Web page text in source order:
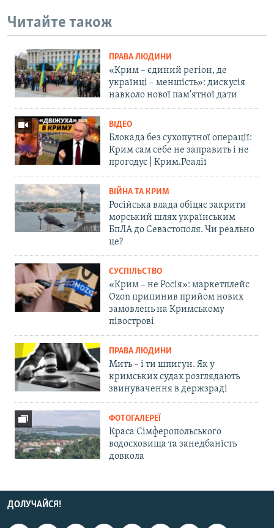
Читайте також
ПРАВА ЛЮДИНИ
«Крим – єдиний регіон, де
українці – меншість»: дискусія
навколо нової пам'ятної дати
ВІДЕО
Блокада без сухопутної операції:
Крим сам себе не заправить і не
прогодує | Крим.Реалії
ВІЙНА ТА КРИМ
Російська влада обіцяє закрити
морський шлях українським
БпЛА до Севастополя. Чи реально
це?
СУСПІЛЬСТВО
«Крим – не Росія»: маркетплейс
Ozon припинив прийом нових
замовлень на Кримському
півострові
ПРАВА ЛЮДИНИ
Мить – і ти шпигун. Як у
кримських судах розглядають
звинувачення в держзраді
ФОТОГАЛЕРЕЇ
Краса Сімферопольського
водосховища та занедбаність
довкола
ДОЛУЧАЙСЯ!